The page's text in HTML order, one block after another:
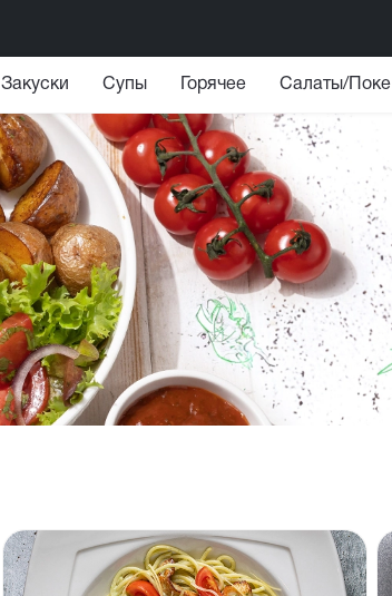
Закуски Супы Горячее Салаты/Поке